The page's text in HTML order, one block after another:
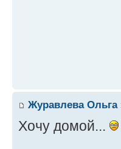
Журавлева Ольга
Хочу домой...